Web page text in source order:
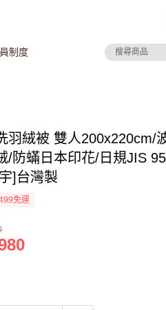
制度
羽絨被 雙人200x220cm/
/防蟎日本印花/日規JIS
]台灣製
免運